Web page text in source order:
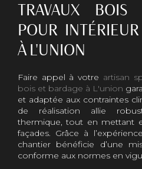
TRAVAUX BOIS
POUR
À L'UNION
Faire appel à votre artisan
bois et bardage à L'union
et adaptée aux contraintes
de réalisation allie
thermique, tout en mettant
façades. Grâce à
chantier bénéficie d’une
conforme aux normes en